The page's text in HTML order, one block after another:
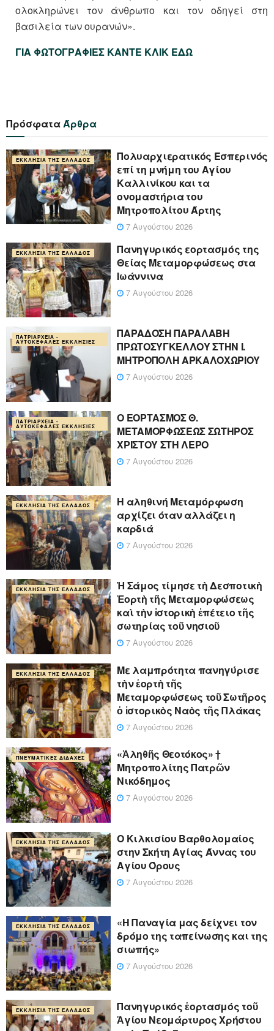
ολοκληρώνει τον άνθρωπο και τον οδηγεί στη
βασιλεία των ουρανών».
ΓΙΑ ΦΩΤΟΓΡΑΦΙΕΣ ΚΑΝΤΕ ΚΛΙΚ ΕΔΩ
ΠρόσφαταΆρθρα
ΕΚΚΛΗΣΊΑ ΤΗΣ ΕΛΛΆΔΟΣ
Πολυαρχιερατικός Εσπερινός
επί τη μνήμη του Αγίου
Καλλινίκου και τα
ονομαστήρια του
Μητροπολίτου Άρτης
7 Αυγούστου 2026
ΕΚΚΛΗΣΊΑ ΤΗΣ ΕΛΛΆΔΟΣ
Πανηγυρικός εορτασμός της
Θείας Μεταμορφώσεως στα
Ιωάννινα
7 Αυγούστου 2026
ΠΑΤΡΙΑΡΧΕΊΑ -
ΑΥΤΟΚΈΦΑΛΕΣ ΕΚΚΛΗΣΊΕΣ
ΠΑΡΑΔΟΣΗ ΠΑΡΑΛΑΒΗ
ΠΡΩΤΟΣΥΓΚΕΛΛΟΥ ΣΤΗΝ Ι.
ΜΗΤΡΟΠΟΛΗ ΑΡΚΑΛΟΧΩΡΙΟΥ
7 Αυγούστου 2026
ΠΑΤΡΙΑΡΧΕΊΑ -
ΑΥΤΟΚΈΦΑΛΕΣ ΕΚΚΛΗΣΊΕΣ
Ο ΕΟΡΤΑΣΜΟΣ Θ.
ΜΕΤΑΜΟΡΦΩΣΕΩΣ ΣΩΤΗΡΟΣ
ΧΡΙΣΤΟΥ ΣΤΗ ΛΕΡΟ
7 Αυγούστου 2026
ΕΚΚΛΗΣΊΑ ΤΗΣ ΕΛΛΆΔΟΣ
Η αληθινή Μεταμόρφωση
αρχίζει όταν αλλάζει η
καρδιά
7 Αυγούστου 2026
ΕΚΚΛΗΣΊΑ ΤΗΣ ΕΛΛΆΔΟΣ
Ἡ Σάμος τίμησε τὴ Δεσποτικὴ
Ἑορτὴ τῆς Μεταμορφώσεως
καὶ τὴν ἱστορικὴ ἐπέτειο τῆς
σωτηρίας τοῦ νησιοῦ
7 Αυγούστου 2026
ΕΚΚΛΗΣΊΑ ΤΗΣ ΕΛΛΆΔΟΣ
Με λαμπρότητα πανηγύρισε
τὴν ἑορτὴ τῆς
Μεταμορφώσεως τοῦ Σωτῆρος
ὁ ἱστορικὸς Ναὸς τῆς Πλάκας
7 Αυγούστου 2026
ΠΝΕΥΜΑΤΙΚΈΣ ΔΙΔΑΧΈΣ
«Ἀληθῆς Θεοτόκος» †
Μητροπολίτης Πατρῶν
Νικόδημος
7 Αυγούστου 2026
ΕΚΚΛΗΣΊΑ ΤΗΣ ΕΛΛΆΔΟΣ
Ο Κιλκισίου Βαρθολομαίος
στην Σκήτη Αγίας Άννας του
Αγίου Όρους
7 Αυγούστου 2026
ΕΚΚΛΗΣΊΑ ΤΗΣ ΕΛΛΆΔΟΣ
«Η Παναγία μας δείχνει τον
δρόμο της ταπείνωσης και της
σιωπής»
7 Αυγούστου 2026
ΕΚΚΛΗΣΊΑ ΤΗΣ ΕΛΛΆΔΟΣ
Πανηγυρικός ἑορτασμός τοῦ
Ἁγίου Νεομάρτυρος Χρήστου